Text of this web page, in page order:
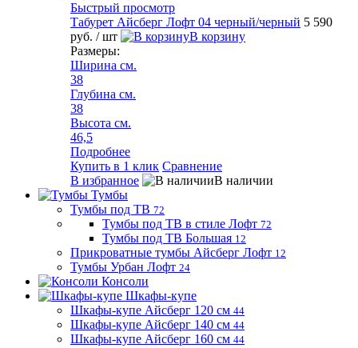
Быстрый просмотр
Табурет Айсберг Лофт 04 черный/черный 5 590
руб. / шт
В корзину
Размеры:
Ширина см.
38
Глубина см.
38
Высота см.
46,5
Подробнее
Купить в 1 клик Сравнение
В избранное
В наличии
Тумбы
Тумбы под ТВ 72
Тумбы под ТВ в стиле Лофт 72
Тумбы под ТВ Большая 12
Прикроватные тумбы Айсберг Лофт 12
Тумбы Урбан Лофт 24
Консоли
Шкафы-купе
Шкафы-купе Айсберг 120 см 44
Шкафы-купе Айсберг 140 см 44
Шкафы-купе Айсберг 160 см 44